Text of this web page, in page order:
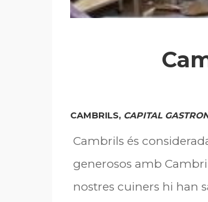
CAMBRILS, CAPITAL
Cambrils és
generosos amb
nostres cuiners hi han